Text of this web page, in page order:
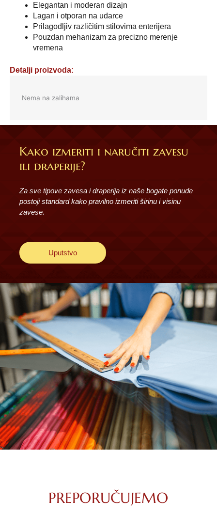
Elegantan i moderan dizajn
Lagan i otporan na udarce
Prilagodljiv različitim stilovima enterijera
Pouzdan mehanizam za precizno merenje
vremena
Detalji proizvoda:
Nema na zalihama
Kako izmeriti i naručiti zavesu
ili draperije?
Za sve tipove zavesa i draperija iz naše bogate ponude
postoji standard kako pravilno izmeriti širinu i visinu
zavese.
Uputstvo
PREPORUČUJEMO